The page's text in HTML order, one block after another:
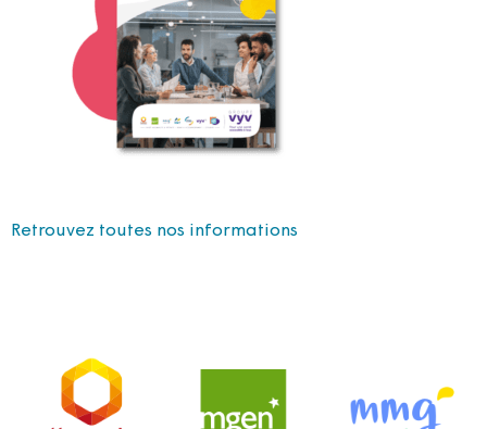
Retrouvez toutes nos informations